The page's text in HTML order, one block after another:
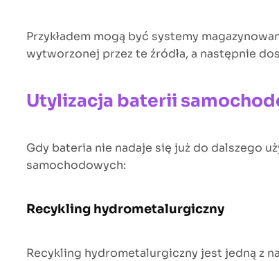
Przykładem mogą być systemy
wytworzonej przez te źródła, a następnie
Utylizacja baterii
Gdy bateria nie nadaje się już do dalszego
samochodowych:
Recykling hydrometalurgiczny
Recykling hydrometalurgiczny jest jedną z